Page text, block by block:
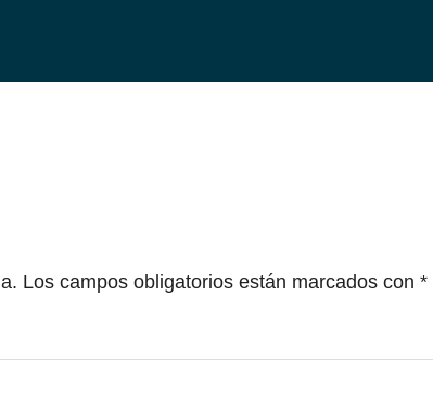
Los campos obligatorios están marcados con *